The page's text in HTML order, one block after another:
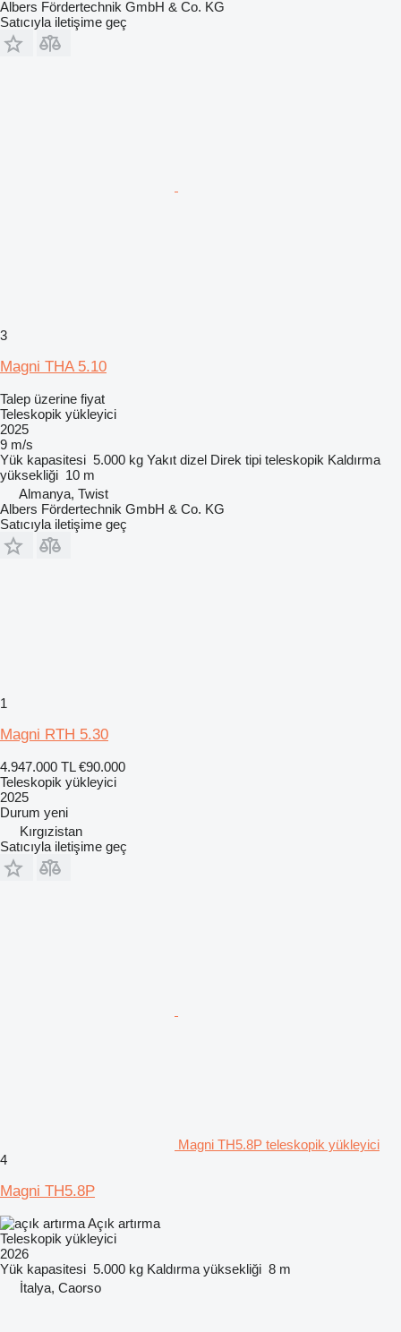
Albers Fördertechnik GmbH & Co. KG
Satıcıyla iletişime geç
3
Magni THA 5.10
Talep üzerine fiyat
Teleskopik yükleyici
2025
9 m/s
Yük kapasitesi 5.000 kg Yakıt dizel Direk tipi teleskopik Kaldırma
yüksekliği 10 m
Almanya, Twist
Albers Fördertechnik GmbH & Co. KG
Satıcıyla iletişime geç
1
Magni RTH 5.30
4.947.000 TL €90.000
Teleskopik yükleyici
2025
Durum yeni
Kırgızistan
Satıcıyla iletişime geç
Magni TH5.8P teleskopik yükleyici
4
Magni TH5.8P
Açık artırma
Teleskopik yükleyici
2026
Yük kapasitesi 5.000 kg Kaldırma yüksekliği 8 m
İtalya, Caorso